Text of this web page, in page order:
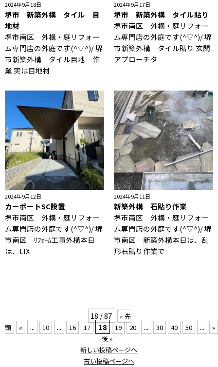
2024年9月18日
堺市 新築外構 タイル 目
地材
堺市南区 外構・庭リフォー
ム専門店の外庭です(^▽^)/ 堺
市新築外構 タイル目地 作
業 実は目地材
2024年9月17日
堺市 新築外構 タイル貼り
堺市南区 外構・庭リフォー
ム専門店の外庭です(^▽^)/ 堺
市新築外構 タイル貼り 玄関
アプローチタ
2024年9月12日
カーポートSC設置
堺市南区 外構・庭リフォー
ム専門店の外庭です(^▽^)/ 堺
市南区 ﾘﾌｫｰﾑ工事外構本日
は、LIX
2024年9月11日
新築外構 石貼り作業
堺市南区 外構・庭リフォー
ム専門店の外庭です(^▽^)/ 堺
市南区 新築外構本日は、乱
形石貼り作業で
18 / 87
« 先
頭
« ... 10 ... 16 17 18 19 20 ... 30 40 50 ...
»
後 »
新しい投稿ページへ
古い投稿ページへ